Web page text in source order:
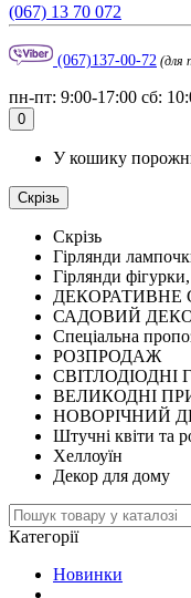
(067) 13 70 072
(067)137-00-72 (для
пн-пт: 9:00-17:00 сб:
0
У кошику
Скрізь
Скрізь
Гірлянди
Гірлянди фігурки,
ДЕКОРАТИВНЕ
САДОВИЙ
Спеціальна
РОЗПРОДАЖ
СВІТЛОДІОДНІ
ВЕЛИКОДНІ
НОВОРІЧНИЙ
Штучні квіти та
Хеллоуїн
Декор для дому
Категорії
Новинки